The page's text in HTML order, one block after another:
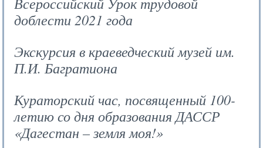
доблести 2021 года
Экскурсия в краеведческий музей им.
П.И. Багратиона
Кураторский час, посвященный 100-
летию со дня образования ДАССР
«Дагестан – земля моя!»